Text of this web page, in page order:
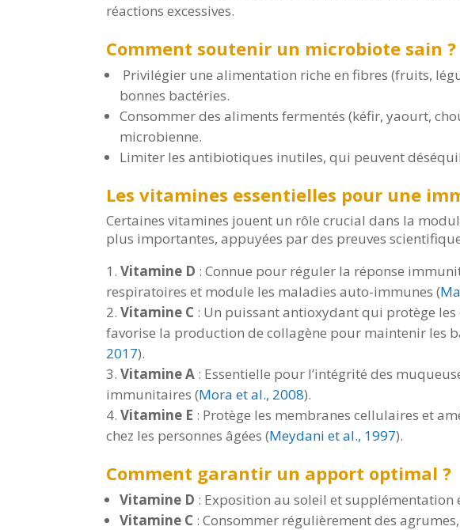
réactions excessives.
Comment soutenir un microbiote sain ?
Privilégier une alimentation riche en fibres (fruits,
bonnes bactéries.
Consommer des aliments fermentés (kéfir, yaourt,
microbienne.
Limiter les antibiotiques inutiles, qui peuvent
Les vitamines essentielles pour une
Certaines vitamines jouent un rôle crucial dans la
plus importantes, appuyées par des preuves
Vitamine D : Connue pour réguler la réponse
respiratoires et module les maladies auto-immunes (
Vitamine C : Un puissant antioxydant qui protège
favorise la production de collagène pour maintenir les
2017).
Vitamine A : Essentielle pour l’intégrité des
immunitaires (Mora et al., 2008).
Vitamine E : Protège les membranes cellulaires et
chez les personnes âgées (Meydani et al., 1997).
Comment garantir un apport optimal ?
Vitamine D : Exposition au soleil et supplémentation
Vitamine C : Consommer régulièrement des